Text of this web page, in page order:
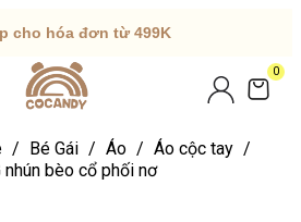
cho hóa đơn từ 499K
0
/ Bé Gái / Áo / Áo cộc tay /
bèo cổ phối nơ